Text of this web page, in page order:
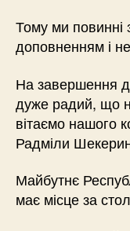
Тому ми повинні
доповненням і
На завершення
дуже радий, що
вітаємо нашого
Радміли
Майбутнє
має місце за